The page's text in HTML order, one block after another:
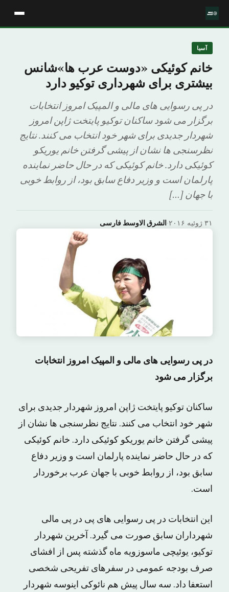
آسیا
خانم کوئیکی «دوست عرب ها»شانس
بیشتری برای شهرداری توکیو دارد
در پی رسوایی های مالی و المپیک امروز انتخابات
برگزار می شود ساکنان توکیو پایتخت ژاپن امروز
شهردار جدیدی برای شهر خود انتخاب می کنند. نتایج
نظرسنجی ها نشان از پیشی گرفتن خانم یوریکو
کوئیکی دارد. خانم کوئیکی که در حال حاضر نماینده
پارلمان است و وزیر دفاع سابق بود، از روابط خوبی
با جهان […]
الشرق الاوسط فارسی· ۳۱ ژوئیه ۲۰۱۶
در پی رسوایی های مالی و المپیک امروز انتخابات
برگزار می شود
ساکنان توکیو پایتخت ژاپن امروز شهردار جدیدی برای
شهر خود انتخاب می کنند. نتایج نظرسنجی ها نشان از
پیشی گرفتن خانم یوریکو کوئیکی دارد. خانم کوئیکی
که در حال حاضر نماینده پارلمان است و وزیر دفاع
سابق بود، از روابط خوبی با جهان عرب برخوردار
است.
این انتخابات در پی رسوایی های پی در پی مالی
شهرداران سابق صورت می گیرد. آخرین شهردار
توکیو، یوئیچی ماسوزویه ماه گذشته پس از افشای
صرف بودجه عمومی در سفرهای تفریحی شخصی
استعفا داد. سه سال پیش هم نائوکی اینوسه شهردار